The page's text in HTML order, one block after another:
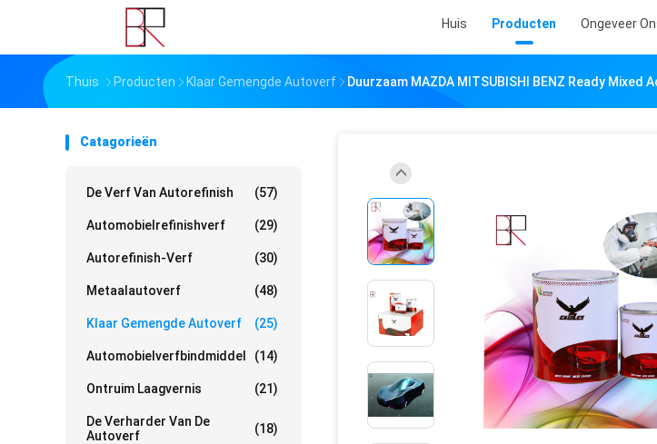
Huis Producten Ongeveer
Thuis Producten Klaar Gemengde Autoverf Duurzaam MAZDA MITSUBISHI BENZ Ready Mixed
Catagorieën
De Verf Van Autorefinish (57)
Automobielrefinishverf (29)
Autorefinish-Verf (30)
Metaalautoverf (48)
Klaar Gemengde Autoverf (25)
Automobielverfbindmiddel (14)
Ontruim Laagvernis (21)
De Verharder Van De
Autoverf
(18)